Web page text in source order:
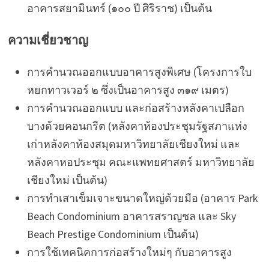
อาคารสยามินทร์ (๑๐๐ ปี ศิริราช) เป็นต้น
ความเชี่ยวชาญ
การคำนวณออกแบบอาคารสูงพิเศษ (โครงการใบ
หยกทาวเวอร์ ๒ ซึ่งเป็นอาคารสูง ๓๑๙ เมตร)
การคำนวณออกแบบ และก่อสร้างหลังคาเปลือก
บางด้วยคอนกรีต (หลังคาห้องประชุมรัฐสภาแห่ง
เก่าหลังคาห้องสมุดมหาวิทยาลัยเชียงใหม่ และ
หลังคาหอประชุม คณะแพทยศาสตร์ มหาวิทยาลัย
เชียงใหม่ เป็นต้น)
การทำเสาเข็มเจาะขนาดใหญ่ด้วยมือ (อาคาร Park
Beach Condominium อาคารสราญชล และ Sky
Beach Prestige Condominium เป็นต้น)
การใช้เทคนิคการก่อสร้างใหม่ๆ กับอาคารสูง